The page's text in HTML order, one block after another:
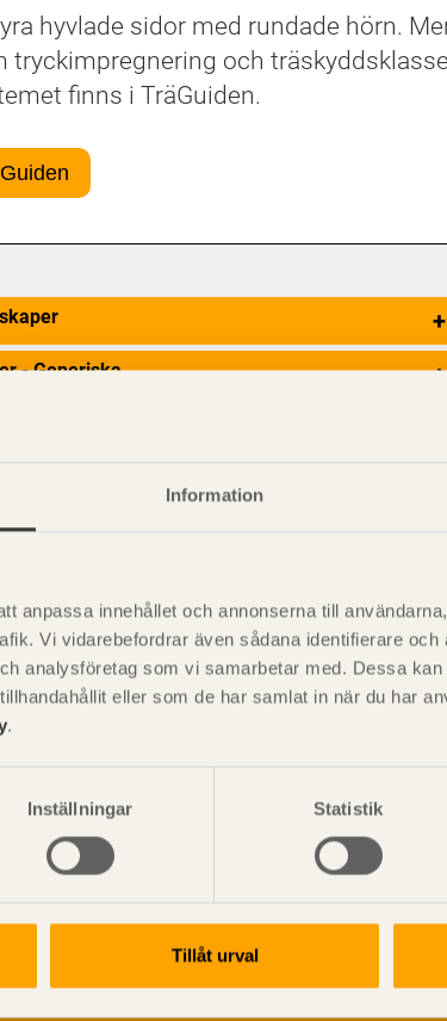
Information
anpassa innehållet och annonserna till
Vi vidarebefordrar även sådana identifierare och
analysföretag som vi samarbetar med. Dessa
eller som de har samlat in när du har
.
Inställningar Statistik
Tillåt urval
hyvlade sidor med rundade hörn.
tryckimpregnering och
finns i TräGuiden.
+
- Generiska +
sågverksnärings
träprodukter och deras